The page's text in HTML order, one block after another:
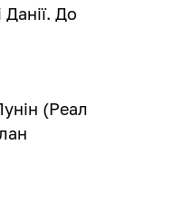
До
(Реал